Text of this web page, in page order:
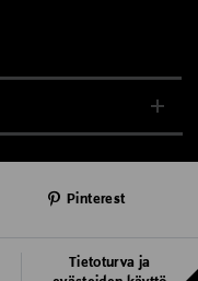
Tietoturva ja
Pinterest